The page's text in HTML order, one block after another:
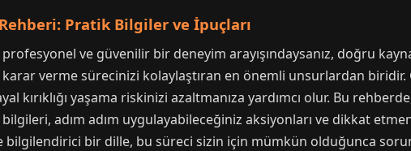
Pratik Bilgiler ve İpuçları
ve güvenilir bir deneyim arayışındaysanız, doğru
verme sürecinizi kolaylaştıran en önemli unsurlardan
kırıklığı yaşama riskinizi azaltmanıza yardımcı olur. Bu
adım adım uygulayabileceğiniz aksiyonları ve dikkat
bilgilendirici bir dille, bu süreci sizin için mümkün olduğunca